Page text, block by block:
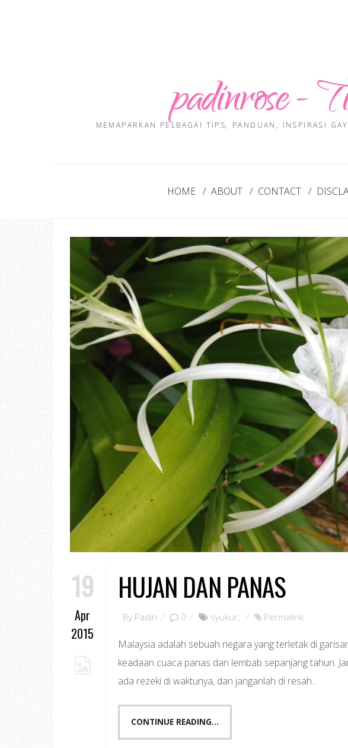
padinrose -
MEMAPARKAN PELBAGAI TIPS, PANDUAN, INSPIRASI
HOME ABOUT CONTACT
19
Apr
2015
HUJAN DAN PANAS
By Padin 0 syukur, Permalink
Malaysia adalah sebuah negara yang terletak di
keadaan cuaca panas dan lembab sepanjang tahun.
ada rezeki di waktunya, dan janganlah di resah...
CONTINUE READING...